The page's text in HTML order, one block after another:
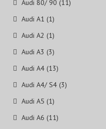
Audi 80/ 90 (11)
Audi A1 (1)
Audi A2 (1)
Audi A3 (3)
Audi A4 (13)
Audi A4/ S4 (3)
Audi A5 (1)
Audi A6 (11)